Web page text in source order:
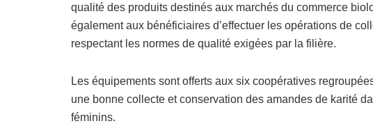
qualité des produits destinés aux marchés du commerce
également aux bénéficiaires d’effectuer les opérations de
respectant les normes de qualité exigées par la filière.
Les équipements sont offerts aux six coopératives
une bonne collecte et conservation des amandes de karité
féminins.